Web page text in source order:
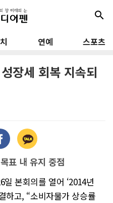
search
연예 스포츠
장세 회복 지속되
표 내 유지 중점
본회의를 열어 ‘2014년
하고, “소비자물가 상승률